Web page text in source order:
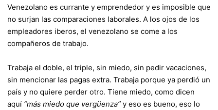
Venezolano es currante y emprendedor y es imposible que
no surjan las comparaciones laborales. A los ojos de los
empleadores iberos, el venezolano se come a los
compañeros de trabajo.
Trabaja el doble, el triple, sin miedo, sin pedir vacaciones,
sin mencionar las pagas extra. Trabaja porque ya perdió un
país y no quiere perder otro. Tiene miedo, como dicen
aquí “más miedo que vergüenza” y eso es bueno, eso lo